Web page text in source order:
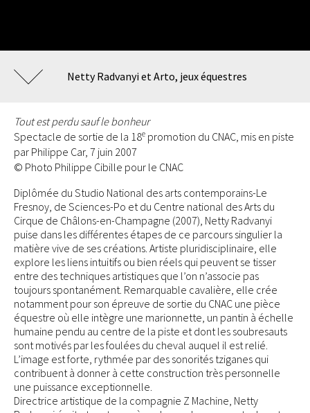
Netty Radvanyi et Arto, jeux équestres
Tout est perdu sauf le bonheur
Spectacle de sortie de la 18e promotion du CNAC, mis en piste
par Philippe Car, 7 juin 2007
© Photo Philippe Cibille pour le CNAC
Diplômée du Studio National des arts contemporains-Le
Fresnoy, de Sciences-Po et du Centre national des Arts du
Cirque de Châlons-en-Champagne (2007), Netty Radvanyi
puise dans les différentes étapes de ce parcours singulier la
matière vive de ses créations. Artiste pluridisciplinaire, elle
explore les liens intuitifs ou bien réels qui peuvent se tisser
entre des techniques artistiques que l’on n’associe pas
toujours spontanément. Remarquable cavalière, elle crée
notamment pour son épreuve de sortie du CNAC une pièce
équestre où elle intègre une marionnette, un pantin à échelle
humaine pendu au centre de la piste et dont les soubresauts
sont motivés par les foulées du cheval auquel il est relié.
L’image est forte, rythmée par des sonorités tziganes qui
contribuent à donner à cette construction très personnelle
une puissance exceptionnelle.
Directrice artistique de la compagnie Z Machine, Netty